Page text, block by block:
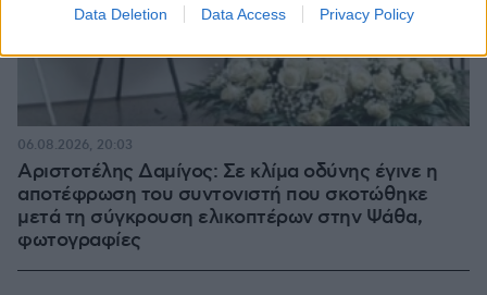
Data Deletion Data Access Privacy Policy
Αριστοτέλης Δαμίγος: Σε κλίμα οδύνης έγινε η
αποτέφρωση του συντονιστή που σκοτώθηκε
μετά τη σύγκρουση ελικοπτέρων στην Ψάθα,
φωτογραφίες
06.08.2026, 20:03